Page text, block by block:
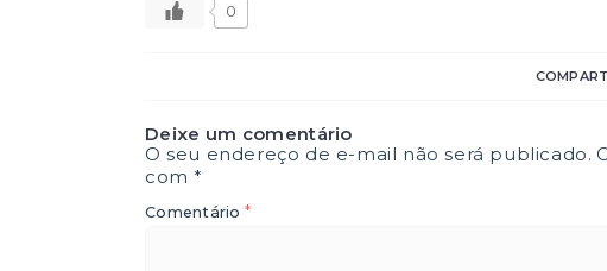
0
Deixe um comentário
O seu endereço de e-mail não será publicado.
com*
Comentário *